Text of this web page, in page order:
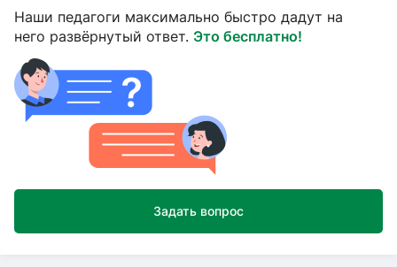
Наши педагоги максимально быстро дадут на
него развёрнутый ответ. Это бесплатно!
Задать вопрос